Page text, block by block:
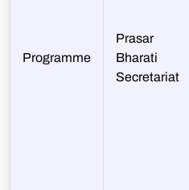
Programme
Prasar
Bharati
Secretariat